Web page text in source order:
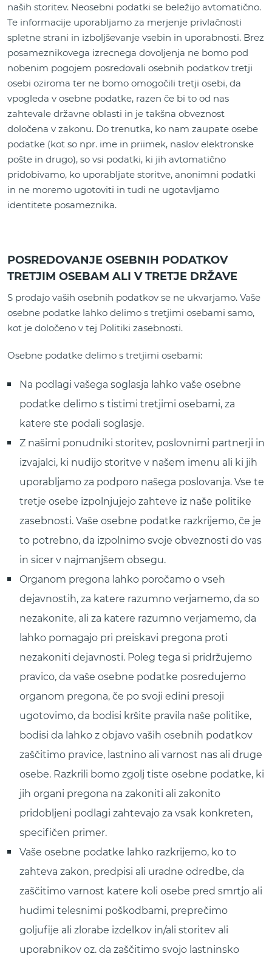
naših storitev. Neosebni podatki se beležijo avtomatično.
Te informacije uporabljamo za merjenje privlačnosti
spletne strani in izboljševanje vsebin in uporabnosti. Brez
posameznikovega izrecnega dovoljenja ne bomo pod
nobenim pogojem posredovali osebnih podatkov tretji
osebi oziroma ter ne bomo omogočili tretji osebi, da
vpogleda v osebne podatke, razen če bi to od nas
zahtevale državne oblasti in je takšna obveznost
določena v zakonu. Do trenutka, ko nam zaupate osebe
podatke (kot so npr. ime in priimek, naslov elektronske
pošte in drugo), so vsi podatki, ki jih avtomatično
pridobivamo, ko uporabljate storitve, anonimni podatki
in ne moremo ugotoviti in tudi ne ugotavljamo
identitete posameznika.
POSREDOVANJE OSEBNIH PODATKOV
TRETJIM OSEBAM ALI V TRETJE DRŽAVE
S prodajo vaših osebnih podatkov se ne ukvarjamo. Vaše
osebne podatke lahko delimo s tretjimi osebami samo,
kot je določeno v tej Politiki zasebnosti.
Osebne podatke delimo s tretjimi osebami:
Na podlagi vašega soglasja lahko vaše osebne
podatke delimo s tistimi tretjimi osebami, za
katere ste podali soglasje.
Z našimi ponudniki storitev, poslovnimi partnerji in
izvajalci, ki nudijo storitve v našem imenu ali ki jih
uporabljamo za podporo našega poslovanja. Vse te
tretje osebe izpolnjujejo zahteve iz naše politike
zasebnosti. Vaše osebne podatke razkrijemo, če je
to potrebno, da izpolnimo svoje obveznosti do vas
in sicer v najmanjšem obsegu.
Organom pregona lahko poročamo o vseh
dejavnostih, za katere razumno verjamemo, da so
nezakonite, ali za katere razumno verjamemo, da
lahko pomagajo pri preiskavi pregona proti
nezakoniti dejavnosti. Poleg tega si pridržujemo
pravico, da vaše osebne podatke posredujemo
organom pregona, če po svoji edini presoji
ugotovimo, da bodisi kršite pravila naše politike,
bodisi da lahko z objavo vaših osebnih podatkov
zaščitimo pravice, lastnino ali varnost nas ali druge
osebe. Razkrili bomo zgolj tiste osebne podatke, ki
jih organi pregona na zakoniti ali zakonito
pridobljeni podlagi zahtevajo za vsak konkreten,
specifičen primer.
Vaše osebne podatke lahko razkrijemo, ko to
zahteva zakon, predpisi ali uradne odredbe, da
zaščitimo varnost katere koli osebe pred smrtjo ali
hudimi telesnimi poškodbami, preprečimo
goljufije ali zlorabe izdelkov in/ali storitev ali
uporabnikov oz. da zaščitimo svojo lastninsko